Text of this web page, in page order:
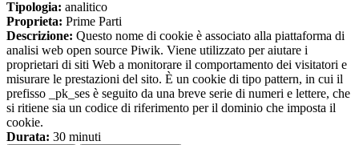
Tipologia: analitico
Proprieta: Prime Parti
Descrizione: Questo nome di cookie è associato alla piattaforma di
analisi web open source Piwik. Viene utilizzato per aiutare i
proprietari di siti Web a monitorare il comportamento dei visitatori e
misurare le prestazioni del sito. È un cookie di tipo pattern, in cui il
prefisso _pk_ses è seguito da una breve serie di numeri e lettere, che
si ritiene sia un codice di riferimento per il dominio che imposta il
cookie.
Durata: 30 minuti